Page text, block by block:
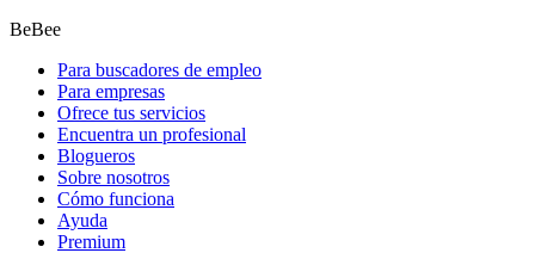
BeBee
Para buscadores de empleo
Para empresas
Ofrece tus servicios
Encuentra un profesional
Blogueros
Sobre nosotros
Cómo funciona
Ayuda
Premium